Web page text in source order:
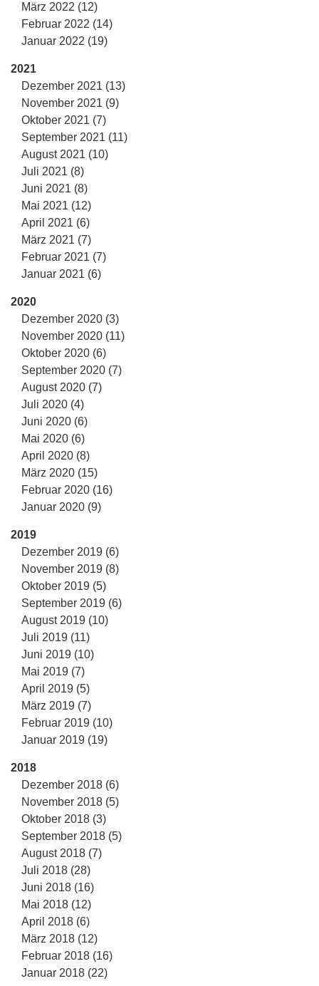
März 2022 (12)
Februar 2022 (14)
Januar 2022 (19)
2021
Dezember 2021 (13)
November 2021 (9)
Oktober 2021 (7)
September 2021 (11)
August 2021 (10)
Juli 2021 (8)
Juni 2021 (8)
Mai 2021 (12)
April 2021 (6)
März 2021 (7)
Februar 2021 (7)
Januar 2021 (6)
2020
Dezember 2020 (3)
November 2020 (11)
Oktober 2020 (6)
September 2020 (7)
August 2020 (7)
Juli 2020 (4)
Juni 2020 (6)
Mai 2020 (6)
April 2020 (8)
März 2020 (15)
Februar 2020 (16)
Januar 2020 (9)
2019
Dezember 2019 (6)
November 2019 (8)
Oktober 2019 (5)
September 2019 (6)
August 2019 (10)
Juli 2019 (11)
Juni 2019 (10)
Mai 2019 (7)
April 2019 (5)
März 2019 (7)
Februar 2019 (10)
Januar 2019 (19)
2018
Dezember 2018 (6)
November 2018 (5)
Oktober 2018 (3)
September 2018 (5)
August 2018 (7)
Juli 2018 (28)
Juni 2018 (16)
Mai 2018 (12)
April 2018 (6)
März 2018 (12)
Februar 2018 (16)
Januar 2018 (22)